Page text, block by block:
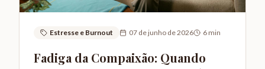
Estresse e Burnout 07 de junho de 2026 6min
Fadiga da Compaixão: Quando